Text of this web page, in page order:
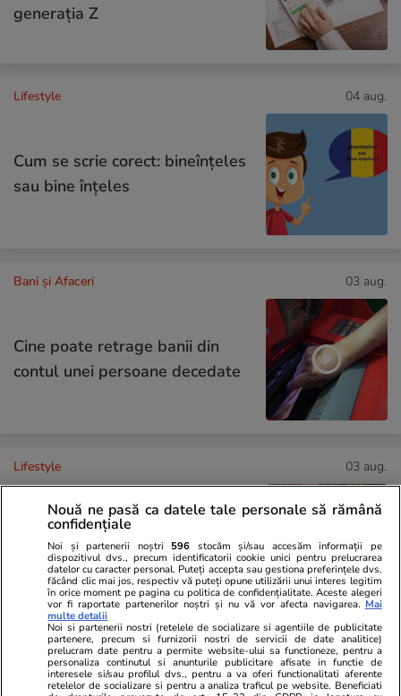
generația Z
Lifestyle 04 aug.
Cum se scrie corect: bineînțeles
sau bine înțeles
Bani și Afaceri 03 aug.
Cine poate retrage banii din
contul unei persoane decedate
Lifestyle 03 aug.
Ce este pământul de diatomee
și cum se utilizează
Știri România 11:12
Nouă ne pasă ca datele tale personale să rămână
confidențiale
Noi și partenerii noștri 596 stocăm și/sau accesăm informații pe
dispozitivul dvs., precum identificatorii cookie unici pentru prelucrarea
datelor cu caracter personal. Puteți accepta sau gestiona preferințele dvs.
făcând clic mai jos, respectiv vă puteți opune utilizării unui interes legitim
în orice moment pe pagina cu politica de confidențialitate. Aceste alegeri
vor fi raportate partenerilor noștri și nu vă vor afecta navigarea. Mai
multe detalii
Noi si partenerii nostri (retelele de socializare si agentiile de publicitate
partenere, precum si furnizorii nostri de servicii de date analitice)
prelucram date pentru a permite website-ului sa functioneze, pentru a
personaliza continutul si anunturile publicitare afisate in functie de
interesele si/sau profilul dvs., pentru a va oferi functionalitati aferente
retelelor de socializare si pentru a analiza traficul pe website. Beneficiati